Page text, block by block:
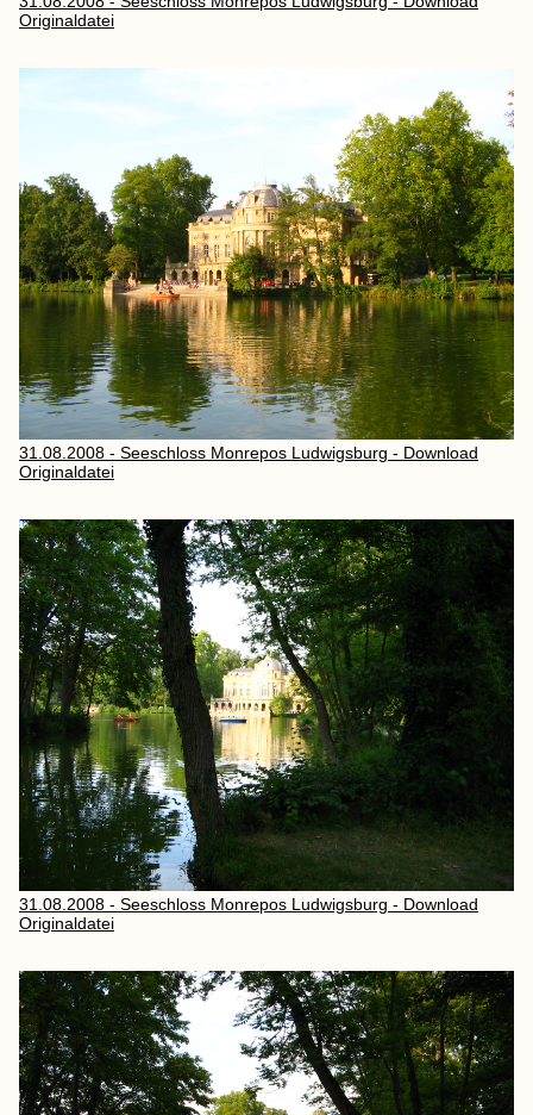
Originaldatei
31.08.2008 - Seeschloss Monrepos Ludwigsburg - Download
Originaldatei
31.08.2008 - Seeschloss Monrepos Ludwigsburg - Download
Originaldatei